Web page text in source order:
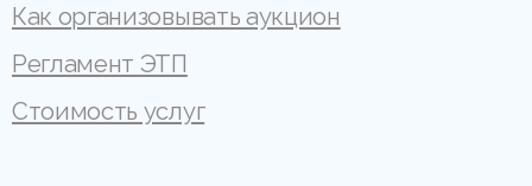
Как организовывать аукцион
Регламент ЭТП
Стоимость услуг